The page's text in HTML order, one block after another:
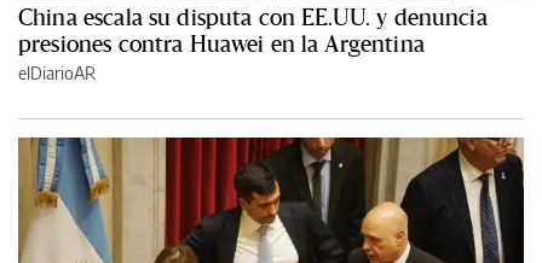
China escala su disputa con EE.UU. y denuncia
presiones contra Huawei en la Argentina
elDiarioAR